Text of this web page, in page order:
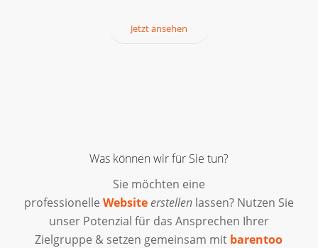
Jetzt ansehen
Was können wir für Sie tun?
Sie möchten eine
professionelle Websiteerstellen lassen? Nutzen Sie
unser Potenzial für das Ansprechen Ihrer
Zielgruppe & setzen gemeinsam mit barentoo